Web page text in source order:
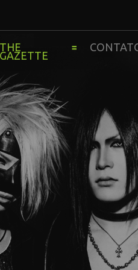
THE
GAZETTE